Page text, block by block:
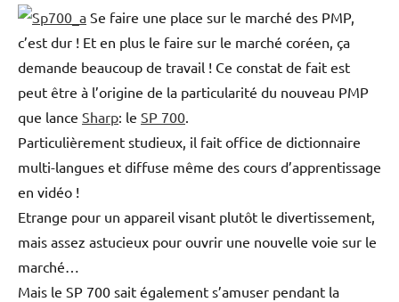
Se faire une place sur le marché des PMP,
c’est dur ! Et en plus le faire sur le marché coréen, ça
demande beaucoup de travail ! Ce constat de fait est
peut être à l’origine de la particularité du nouveau PMP
que lance Sharp: le SP 700
Particulièrement studieux, il fait office de dictionnaire
multi-langues et diffuse même des cours d’apprentissage
en vidéo !
Etrange pour un appareil visant plutôt le divertissement,
mais assez astucieux pour ouvrir une nouvelle voie sur le
marché…
Mais le SP 700 sait également s’amuser pendant la